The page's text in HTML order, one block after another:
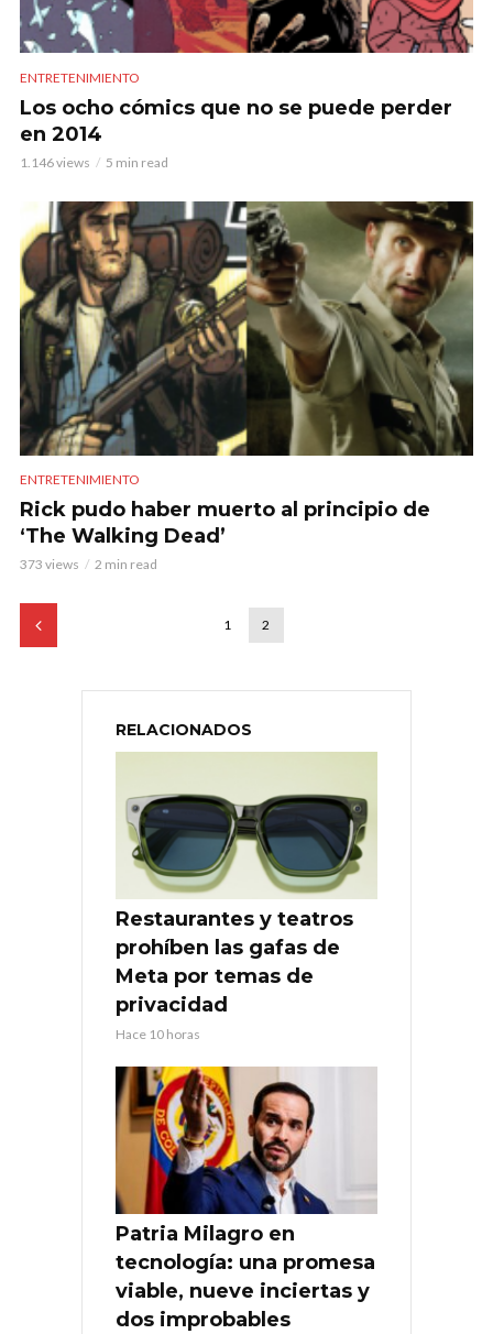
ENTRETENIMIENTO
Los ocho cómics que no se puede perder
en 2014
1.146 views 5 min read
ENTRETENIMIENTO
Rick pudo haber muerto al principio de
‘The Walking Dead’
373 views 2 min read
1 2
RELACIONADOS
Restaurantes y teatros
prohíben las gafas de
Meta por temas de
privacidad
Hace 10 horas
Patria Milagro en
tecnología: una promesa
viable, nueve inciertas y
dos improbables